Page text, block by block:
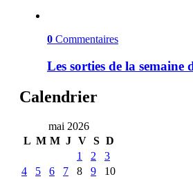
0 Commentaires
Les sorties de la semaine
Calendrier
mai 2026
L M M J V S D
1
2
3
4
5 6 7 8 9
10